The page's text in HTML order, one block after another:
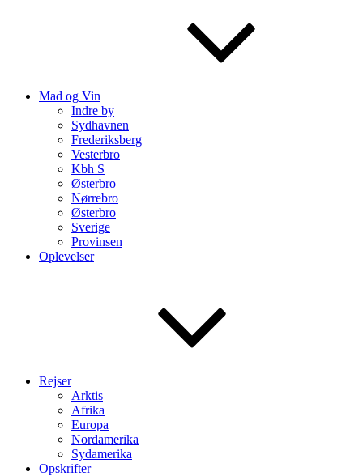
Mad og Vin
Indre by
Sydhavnen
Frederiksberg
Vesterbro
Kbh S
Østerbro
Nørrebro
Østerbro
Sverige
Provinsen
Oplevelser
Rejser
Arktis
Afrika
Europa
Nordamerika
Sydamerika
Opskrifter